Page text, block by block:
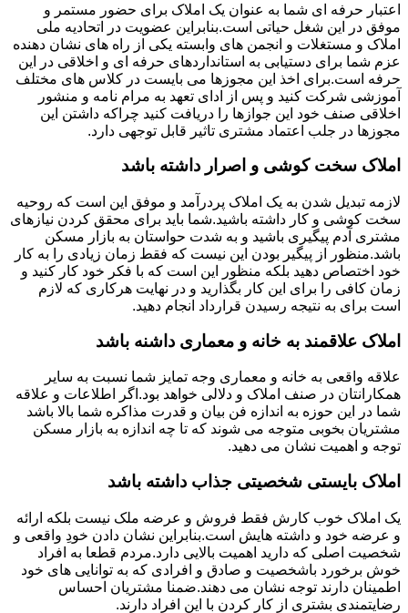
اعتبار حرفه ای شما به عنوان یک املاک برای حضور مستمر و
موفق در این شغل حیاتی است.بنابراین عضویت در اتحادیه ملی
املاک و مستغلات و انجمن های وابسته یکی از راه های نشان دهنده
عزم شما برای دستیابی به استانداردهای حرفه ای و اخلاقی در این
حرفه است.برای اخذ این مجوزها می بایست در کلاس های مختلف
آموزشی شرکت کنید و پس از ادای تعهد به مرام نامه و منشور
اخلاقی صنف خود این جوازها را دریافت کنید چراکه داشتن این
مجوزها در جلب اعتماد مشتری تاثیر قابل توجهی دارد.
املاک سخت کوشی و اصرار داشته باشد
لازمه تبدیل شدن به یک املاک پردرآمد و موفق این است که روحیه
سخت کوشی و کار داشته باشید.شما باید برای محقق کردن نیازهای
مشتری آدم پیگیری باشید و به شدت حواستان به بازار مسکن
باشد.منظور از پیگیر بودن این نیست که فقط زمان زیادی را به کار
خود اختصاص دهید بلکه منظور این است که با فکر خود کار کنید و
زمان کافی را برای این کار بگذارید و در نهایت هرکاری که لازم
است برای به نتیجه رسیدن قرارداد انجام دهید.
املاک علاقمند به خانه و معماری داشنه باشد
علاقه واقعی به خانه و معماری وجه تمایز شما نسبت به سایر
همکارانتان در صنف املاک و دلالی خواهد بود.اگر اطلاعات و علاقه
شما در این حوزه به اندازه فن بیان و قدرت مذاکره شما بالا باشد
مشتریان بخوبی متوجه می شوند که تا چه اندازه به بازار مسکن
توجه و اهمیت نشان می دهید.
املاک بایستی شخصیتی جذاب داشته باشد
یک املاک خوب کارش فقط فروش و عرضه ملک نیست بلکه ارائه
و عرضه خود و داشته هایش است.بنابراین نشان دادن خودِ واقعی و
شخصیت اصلی که دارید اهمیت بالایی دارد.مردم قطعا به افراد
خوش برخورد باشخصیت و صادق و افرادی که به توانایی های خود
اطمینان دارند توجه نشان می دهند.ضمنا مشتریان احساس
رضایتمندی بشتری از کار کردن با این افراد دارند.